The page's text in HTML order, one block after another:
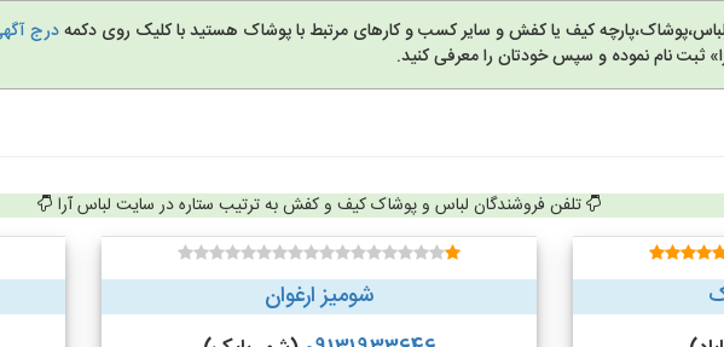
کیف یا کفش و سایر کسب و کارهای مرتبط با پوشاک هستید با کلیک روی دکمهدرج
ثبت نام نموده و سپس خودتان را معرفی کنید.
تلفن فروشندگان لباس و پوشاک کیف و کفش به ترتیب ستاره در سایت لباس آرا
شومیز ارغوان